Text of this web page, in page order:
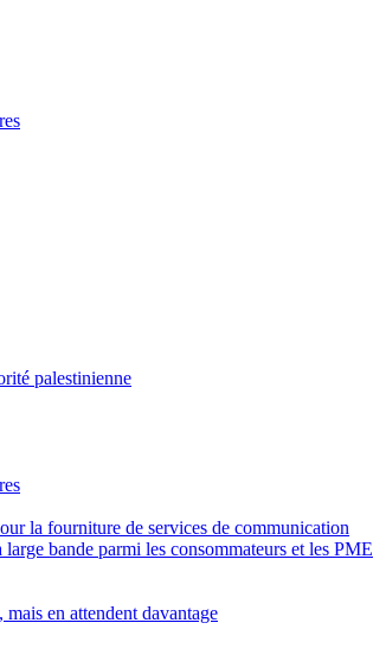
palestinienne
la fourniture de services de communication
bande parmi les consommateurs et les PME
en attendent davantage